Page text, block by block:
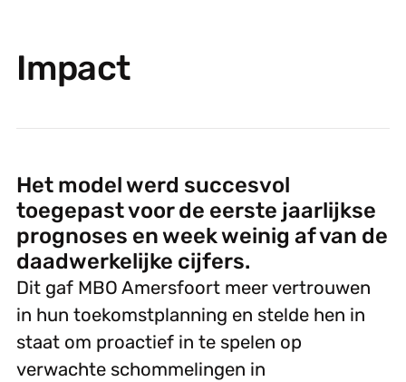
Impact
Het model werd succesvol
toegepast voor de eerste jaarlijkse
prognoses en week weinig af van de
daadwerkelijke cijfers.
Dit gaf MBO Amersfoort meer vertrouwen
in hun toekomstplanning en stelde hen in
staat om proactief in te spelen op
verwachte schommelingen in